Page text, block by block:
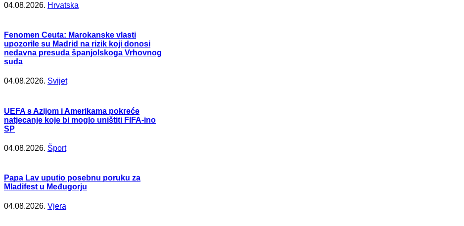
04.08.2026. Hrvatska
Fenomen Ceuta: Marokanske vlasti
upozorile su Madrid na rizik koji donosi
nedavna presuda španjolskoga Vrhovnog
suda
04.08.2026. Svijet
UEFA s Azijom i Amerikama pokreće
natjecanje koje bi moglo uništiti FIFA-ino
SP
04.08.2026. Šport
Papa Lav uputio posebnu poruku za
Mladifest u Međugorju
04.08.2026. Vjera